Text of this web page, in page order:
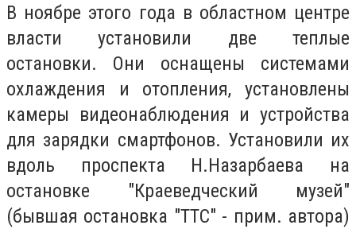
В ноябре этого года в областном центре
власти установили две теплые
остановки. Они оснащены системами
охлаждения и отопления, установлены
камеры видеонаблюдения и устройства
для зарядки смартфонов. Установили их
вдоль проспекта Н.Назарбаева на
остановке "Краеведческий музей"
(бывшая остановка "ТТС" - прим. автора)